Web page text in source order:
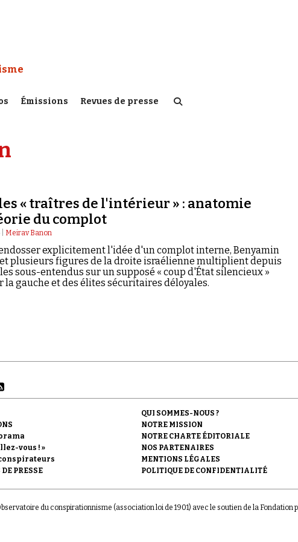
:
Émissions Revues de presse
« traîtres de l'intérieur » : anatomie
du complot
Meirav Banon
explicitement l'idée d'un complot interne, Benyamin
plusieurs figures de la droite israélienne multiplient depuis
sous-entendus sur un supposé « coup d'État silencieux »
la gauche et des élites sécuritaires déloyales.
vous ! »
PRESSE
QUI SOMMES-NOUS ?
NOTRE MISSION
NOTRE CHARTE ÉDITORIALE
NOS PARTENAIRES
MENTIONS LÉGALES
POLITIQUE DE CONFIDENTIALITÉ
du conspirationnisme (association loi de 1901) avec le soutien de la Fondation